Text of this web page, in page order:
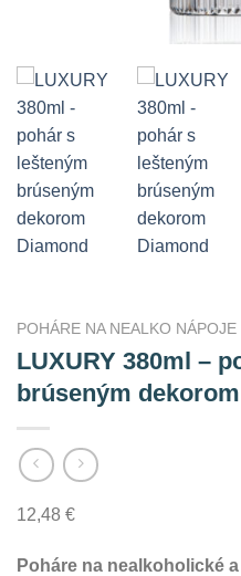
POHÁRE NA NEALKO NÁPOJE
LUXURY 380ml –
brúseným
12,48 €
Poháre na nealkoholické